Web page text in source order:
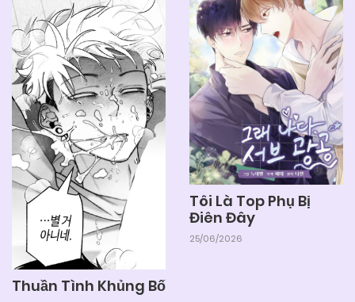
Thuần Tình Khủng Bố
Tôi Là Top Phụ Bị
Điên Đây
25/06/2026